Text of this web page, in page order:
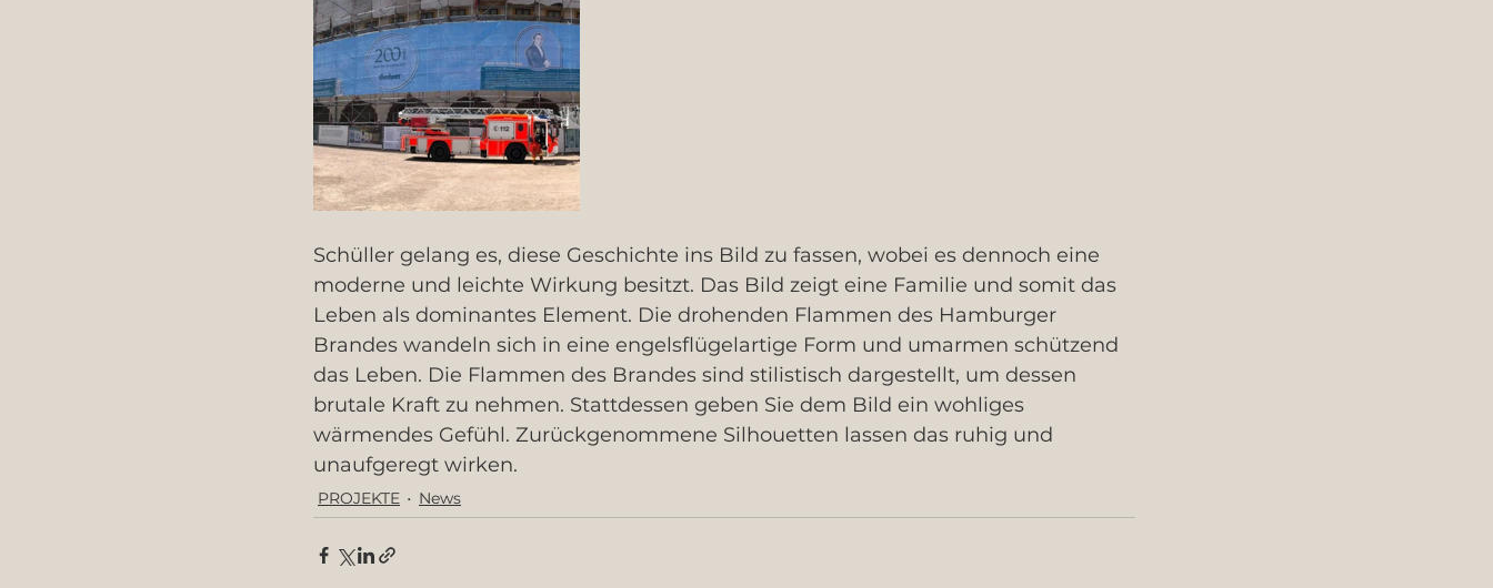
Schüller gelang es, diese Geschichte ins Bild zu fassen, wobei es dennoch eine
moderne und leichte Wirkung besitzt. Das Bild zeigt eine Familie und somit das
Leben als dominantes Element. Die drohenden Flammen des Hamburger
Brandes wandeln sich in eine engelsflügelartige Form und umarmen schützend
das Leben. Die Flammen des Brandes sind stilistisch dargestellt, um dessen
brutale Kraft zu nehmen. Stattdessen geben Sie dem Bild ein wohliges
wärmendes Gefühl. Zurückgenommene Silhouetten lassen das ruhig und
unaufgeregt wirken.
PROJEKTE News